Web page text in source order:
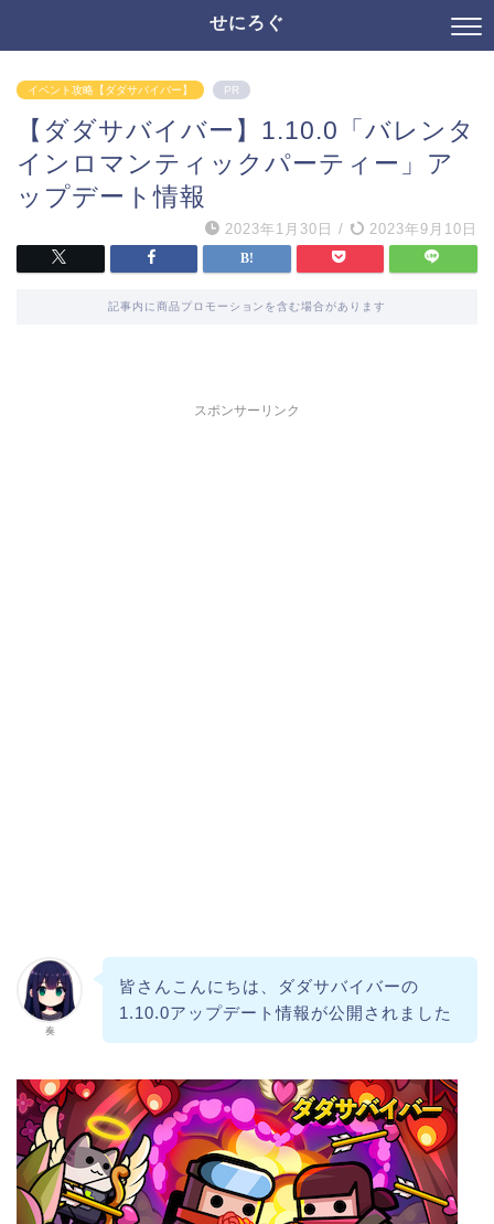
せにろぐ
イベント攻略【ダダサバイバー】 PR
【ダダサバイバー】1.10.0「バレンタ
インロマンティックパーティー」ア
ップデート情報
2023年1月30日 / 2023年9月10日
記事内に商品プロモーションを含む場合があります
スポンサーリンク
奏
皆さんこんにちは、ダダサバイバーの
1.10.0アップデート情報が公開されました